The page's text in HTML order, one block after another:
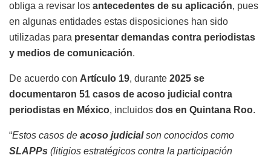
obliga a revisar los antecedentes de su aplicación, pues
en algunas entidades estas disposiciones han sido
utilizadas para presentar demandas contra periodistas
y medios de comunicación.
De acuerdo con Artículo 19, durante 2025 se
documentaron 51 casos de acoso judicial contra
periodistas en México, incluidos dos en Quintana Roo.
“Estos casos de acoso judicialson conocidos como
SLAPPs (litigios estratégicos contra la participación